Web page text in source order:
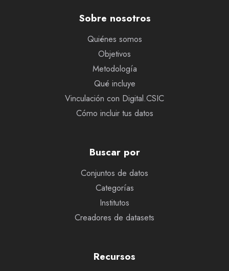
Sobre nosotros
Quiénes somos
Objetivos
Metodología
Qué incluye
Vinculación con Digital.CSIC
Cómo incluir tus datos
Buscar por
Conjuntos de datos
Categorías
Institutos
Creadores de datasets
Recursos